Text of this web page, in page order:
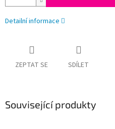
Detailní informace
ZEPTAT SE SDÍLET
Související produkty